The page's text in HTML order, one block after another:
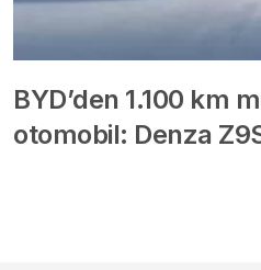
BYD’den 1.100 km
otomobil: Denza